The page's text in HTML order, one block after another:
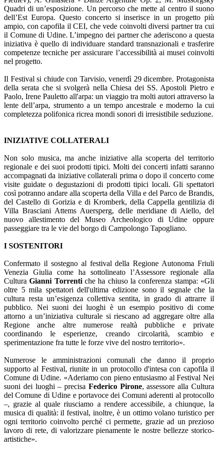
Quadri di un’esposizione. Un percorso che mette al centro il suono
dell’Est Europa. Questo concerto si inserisce in un progetto più
ampio, con capofila il CEI, che vede coinvolti diversi partner tra cui
il Comune di Udine. L’impegno dei partner che aderiscono a questa
iniziativa è quello di individuare standard transnazionali e trasferire
competenze tecniche per assicurare l’accessibilità ai musei coinvolti
nel progetto.
Il Festival si chiude con Tarvisio, venerdì 29 dicembre. Protagonista
della serata che si svolgerà nella Chiesa dei SS. Apostoli Pietro e
Paolo, Irene Pauletto all'arpa: un viaggio tra molti autori attraverso la
lente dell’arpa, strumento a un tempo ancestrale e moderno la cui
completezza polifonica ricrea mondi sonori di irresistibile seduzione.
INIZIATIVE COLLATERALI
Non solo musica, ma anche iniziative alla scoperta del territorio
regionale e dei suoi prodotti tipici. Molti dei concerti infatti saranno
accompagnati da iniziative collaterali prima o dopo il concerto come
visite guidate o degustazioni di prodotti tipici locali. Gli spettatori
così potranno andare alla scoperta della Villa e del Parco de Brandis,
del Castello di Gorizia e di Kromberk, della Cappella gentilizia di
Villa Brasciani Attems Auersperg, delle meridiane di Aiello, del
nuovo allestimento del Museo Archeologico di Udine oppure
passeggiare tra le vie del borgo di Campolongo Tapogliano.
I SOSTENITORI
Confermato il sostegno al festival della Regione Autonoma Friuli
Venezia Giulia come ha sottolineato l’Assessore regionale alla
CulturaGianni Torrentiche ha chiuso la conferenza stampa: «Gli
oltre 5 mila spettatori dell'ultima edizione sono il segnale che la
cultura resta un’esigenza collettiva sentita, in grado di attrarre il
pubblico. Nei suoni dei luoghi è un esempio positivo di come
attorno a un’iniziativa culturale si riescano ad aggregare oltre alla
Regione anche altre numerose realtà pubbliche e private
coordinando le esperienze, creando circolarità, scambio e
sperimentazione fra tutte le forze vive del nostro territorio».
Numerose le amministrazioni comunali che danno il proprio
supporto al Festival, riunite in un protocollo d'intesa con capofila il
Comune di Udine. «Aderiamo con pieno entusiasmo al Festival Nei
suoni dei luoghi – precisa Federico Pirone, assessore alla Cultura
del Comune di Udine e portavoce dei Comuni aderenti al protocollo
–, grazie al quale riusciamo a rendere accessibile, a chiunque, la
musica di qualità: il festival, inoltre, è un ottimo volano turistico per
ogni territorio coinvolto perché ci permette, grazie ad un prezioso
lavoro di rete, di valorizzare pienamente le nostre bellezze storico-
artistiche».